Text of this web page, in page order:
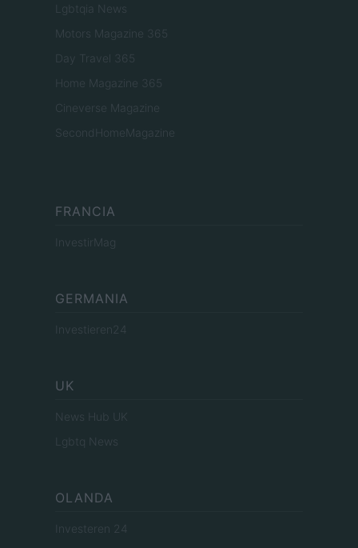
Lgbtqia News
Motors Magazine 365
Day Travel 365
Home Magazine 365
Cineverse Magazine
SecondHomeMagazine
FRANCIA
InvestirMag
GERMANIA
Investieren24
UK
News Hub UK
Lgbtq News
OLANDA
Investeren 24